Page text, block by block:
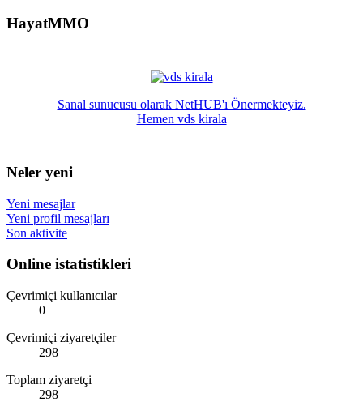
HayatMMO
Sanal sunucusu olarak NetHUB'ı Önermekteyiz.
Hemen vds kirala
Neler yeni
Yeni mesajlar
Yeni profil mesajları
Son aktivite
Online istatistikleri
Çevrimiçi kullanıcılar
0
Çevrimiçi ziyaretçiler
298
Toplam ziyaretçi
298